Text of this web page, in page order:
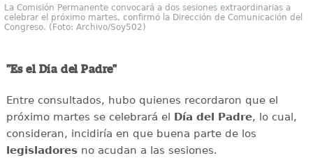
La Comisión Permanente convocará a dos sesiones extraordinarias a
celebrar el próximo martes, confirmó la Dirección de Comunicación del
Congreso. (Foto: Archivo/Soy502)
"Es el Día del Padre"
Entre consultados, hubo quienes recordaron que el
próximo martes se celebrará el Día del Padre, lo cual,
consideran, incidiría en que buena parte de los
legisladores no acudan a las sesiones.